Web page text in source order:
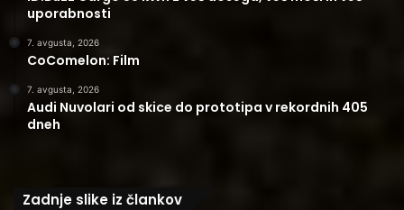
uporabnosti
7. avgusta, 2026
CoComelon: Film
7. avgusta, 2026
Audi Nuvolari od skice do prototipa v rekordnih 405
dneh
Zadnje slike iz člankov